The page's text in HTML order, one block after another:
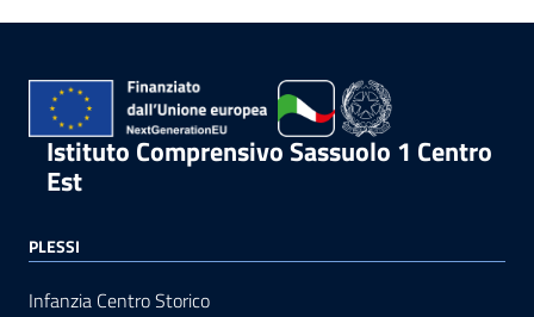
Istituto Comprensivo Sassuolo 1 Centro
Est
PLESSI
Infanzia Centro Storico